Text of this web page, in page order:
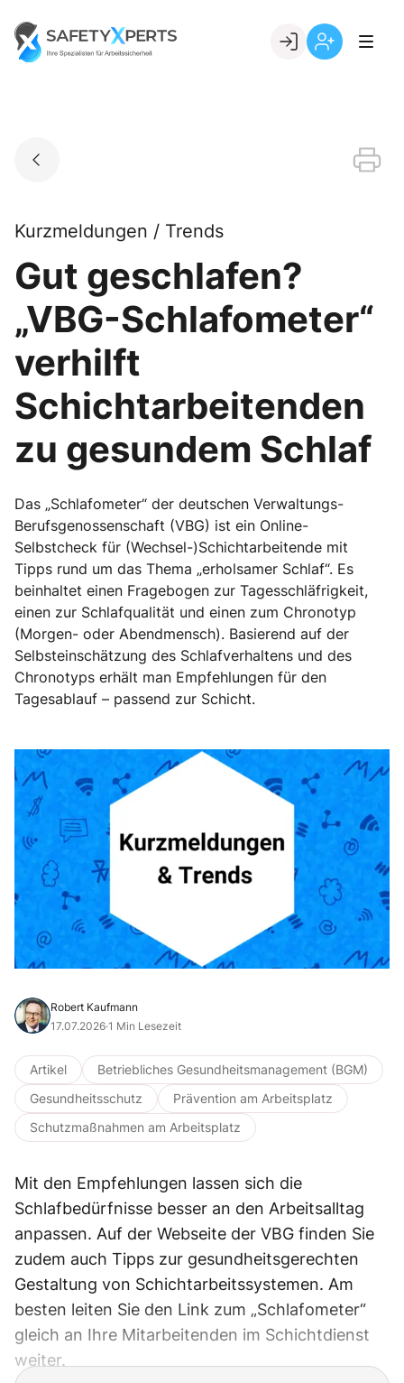
content
Go to landing page.
Kurzmeldungen / Trends
Gut geschlafen?
„VBG-Schlafometer“
verhilft
Schichtarbeitenden
zu gesundem Schlaf
Das „Schlafometer“ der deutschen Verwaltungs-
Berufsgenossenschaft (VBG) ist ein Online-
Selbstcheck für (Wechsel-)Schichtarbeitende mit
Tipps rund um das Thema „erholsamer Schlaf“. Es
beinhaltet einen Fragebogen zur Tagesschläfrigkeit,
einen zur Schlafqualität und einen zum Chronotyp
(Morgen- oder Abendmensch). Basierend auf der
Selbsteinschätzung des Schlafverhaltens und des
Chronotyps erhält man Empfehlungen für den
Tagesablauf – passend zur Schicht.
Robert Kaufmann
17.07.2026·1 Min Lesezeit
Artikel
Betriebliches Gesundheitsmanagement (BGM)
Gesundheitsschutz
Prävention am Arbeitsplatz
Schutzmaßnahmen am Arbeitsplatz
Mit den Empfehlungen lassen sich die
Schlafbedürfnisse besser an den Arbeitsalltag
anpassen. Auf der Webseite der VBG finden Sie
zudem auch Tipps zur gesundheitsgerechten
Gestaltung von Schichtarbeitssystemen. Am
besten leiten Sie den Link zum „Schlafometer“
gleich an Ihre Mitarbeitenden im Schichtdienst
weiter.